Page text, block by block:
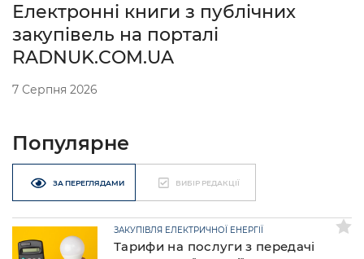
Електронні книги з публічних
закупівель на порталі
RADNUK.COM.UA
7 Серпня 2026
Популярне
ЗА ПЕРЕГЛЯДАМИ ВИБІР РЕДАКЦІЇ
Тарифи на послуги з передачі
ЗАКУПІВЛЯ ЕЛЕКТРИЧНОЇ ЕНЕРГІЇ